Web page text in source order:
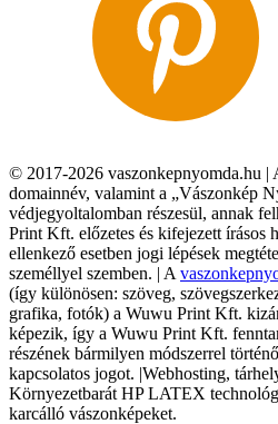
© 2017-2026 vaszonkepnyomda.hu |
domainnév, valamint a „Vászonkép
védjegyoltalomban részesül, annak
Print Kft. előzetes és kifejezett írásos
ellenkező esetben jogi lépések
személlyel szemben. | A
(így különösen: szöveg,
grafika, fotók) a Wuwu Print Kft.
képezik, így a Wuwu Print Kft.
részének bármilyen módszerrel
kapcsolatos jogot. |Webhosting,
Környezetbarát HP LATEX
karcálló vászonképeket.